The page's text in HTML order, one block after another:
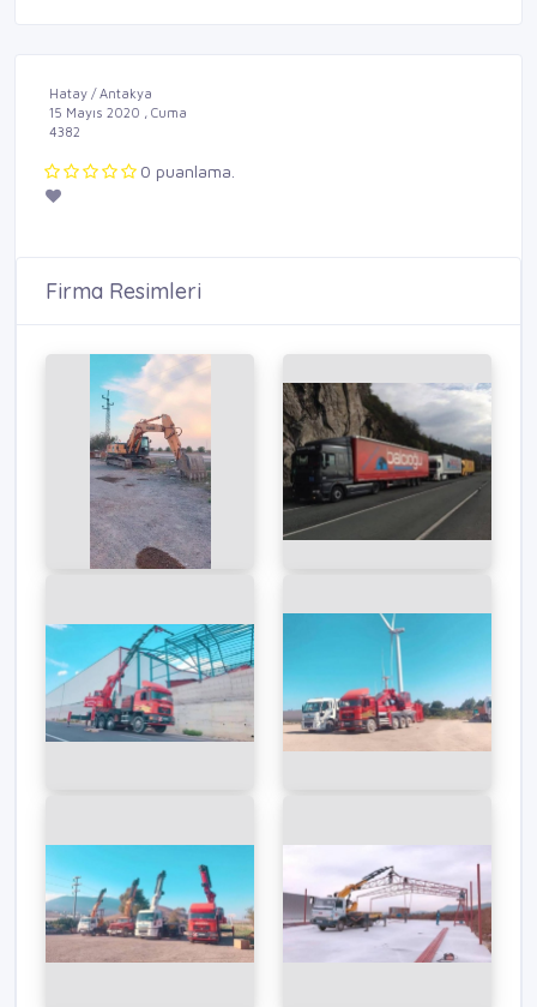
Hatay / Antakya
15 Mayıs 2020 , Cuma
4382
0 puanlama.
Firma Resimleri